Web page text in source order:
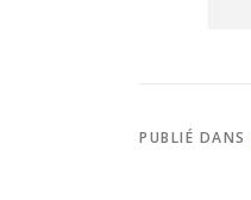
PUBLIÉ DANS